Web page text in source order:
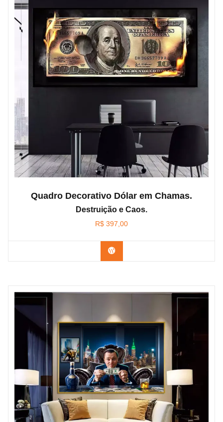
Quadro Decorativo Dólar em Chamas.
Destruição e Caos.
R$ 397,00
Confira os modelos